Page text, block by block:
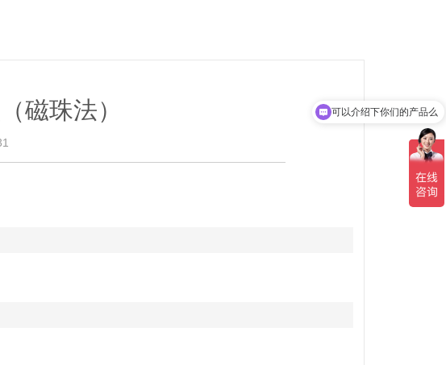
磁珠法） 可以介绍下你们的产品么